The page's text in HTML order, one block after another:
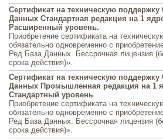
Сертификат на техническую
Данных Стандартная редакция на 1
Расширенный уровень.
Приобретение сертификата на
обязательно одновременно с
Ред База Данных. Бессрочная лицензия
срока действия)».
Сертификат на техническую
Данных Промышленная редакция на 1
Стандартный уровень
Приобретение сертификата на
обязательно одновременно с
Ред База Данных. Бессрочная лицензия
срока действия)».